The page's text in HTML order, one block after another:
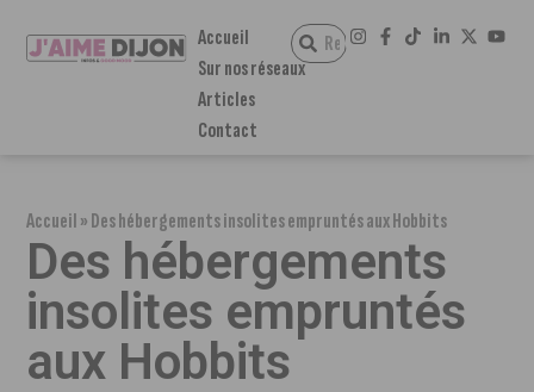
Accueil
Sur nos réseaux
Articles
Contact
Accueil»Des hébergements insolites empruntés aux Hobbits
Des hébergements
insolites empruntés
aux Hobbits